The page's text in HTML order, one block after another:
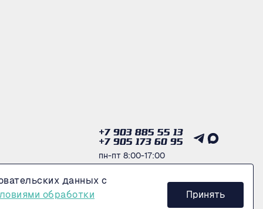
+7 903 885 55 13
+7 905 173 60 95
пн-пт 8:00-17:00
Получить консультацию
данных с
обработки
Принять